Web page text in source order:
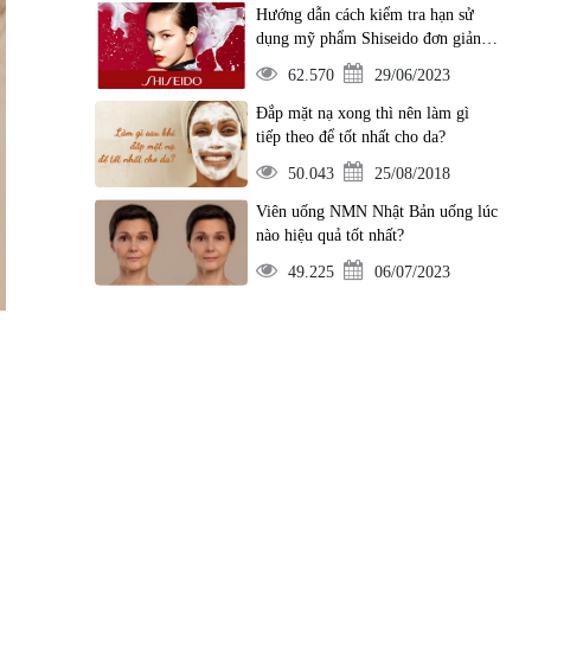
Hướng dẫn cách kiểm tra hạn sử
dụng mỹ phẩm Shiseido đơn giản
nhất
62.570 29/06/2023
Đắp mặt nạ xong thì nên làm gì
tiếp theo để tốt nhất cho da?
50.043 25/08/2018
Viên uống NMN Nhật Bản uống lúc
nào hiệu quả tốt nhất?
49.225 06/07/2023